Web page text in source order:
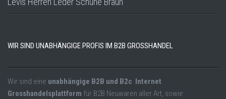
WIR SIND UNABHÄNGIGE PROFIS IM B2B GROSSHANDEL
Wir sind eine unabhängige B2B und B2c Internet
Grosshandelsplattform für B2B Neuwaren aller Art, sowie